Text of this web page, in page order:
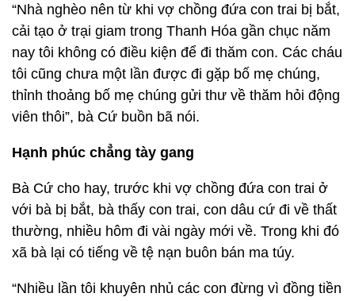
“Nhà nghèo nên từ khi vợ chồng đứa con trai bị bắt,
cải tạo ở trại giam trong Thanh Hóa gần chục năm
nay tôi không có điều kiện để đi thăm con. Các cháu
tôi cũng chưa một lần được đi gặp bố mẹ chúng,
thỉnh thoảng bố mẹ chúng gửi thư về thăm hỏi động
viên thôi”, bà Cứ buồn bã nói.
Hạnh phúc chẳng tày gang
Bà Cứ cho hay, trước khi vợ chồng đứa con trai ở
với bà bị bắt, bà thấy con trai, con dâu cứ đi về thất
thường, nhiều hôm đi vài ngày mới về. Trong khi đó
xã bà lại có tiếng về tệ nạn buôn bán ma túy.
“Nhiều lần tôi khuyên nhủ các con đừng vì đồng tiền